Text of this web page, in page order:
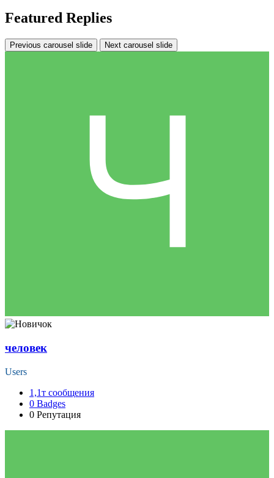
Featured Replies
Previous carousel slide Next carousel slide
человек
Users
1,1т сообщения
0 Badges
0 Репутация